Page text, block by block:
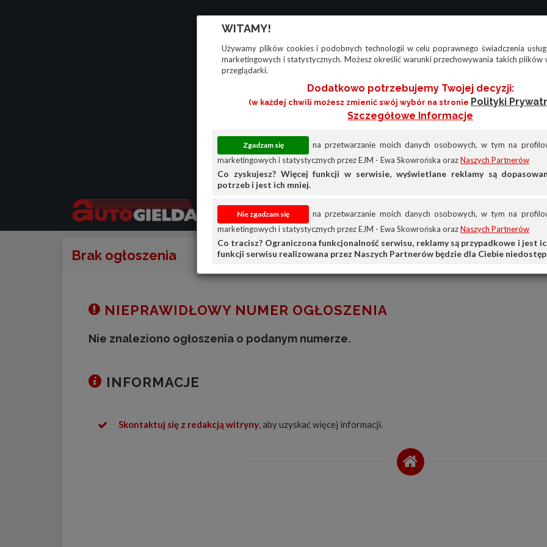
WITAMY!
Używamy plików cookies i podobnych technologii w celu poprawnego świadczenia
marketingowych i statystycznych. Możesz określić warunki przechowywania takich plików
przeglądarki.
Dodatkowo potrzebujemy Twojej decyzji:
(w każdej chwili możesz zmienić swój wybór na stronie Polityki
Szczegółowe Informacje
na przetwarzanie moich danych osobowych, w tym na
marketingowych i statystycznych przez EJM - Ewa Skowrońska orazNaszych Partnerów
Co zyskujesz? Więcej funkcji w serwisie, wyświetlane reklamy są
potrzeb i jest ich mniej.
na przetwarzanie moich danych osobowych, w tym na
marketingowych i statystycznych przez EJM - Ewa Skowrońska orazNaszych Partnerów
Co tracisz? Ograniczona funkcjonalność serwisu, reklamy są przypadkowe i jest
funkcji serwisu realizowana przez Naszych Partnerów będzie dla Ciebie
Brak ogłoszenia
NIEPRAWIDŁOWY NUMER OGŁOSZENIA
Nie znaleziono ogłoszenia o podanym numerze.
INFORMACJE
Skontaktuj się z redakcją witryny, aby uzyskać więcej informacji.